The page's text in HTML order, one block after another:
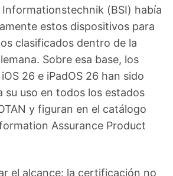
(BSI) había
estos dispositivos para
clasificados dentro de la
Sobre esa base, los
26 e iPadOS 26 han sido
su uso en todos los estados
y figuran en el catálogo
Assurance Product
el alcance: la certificación no